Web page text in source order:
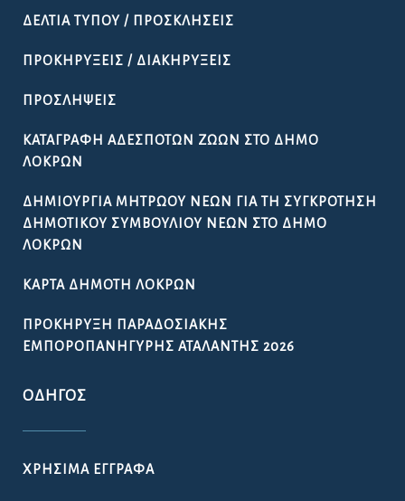
ΔΕΛΤΊΑ ΤΎΠΟΥ / ΠΡΟΣΚΛΉΣΕΙΣ
ΠΡΟΚΗΡΎΞΕΙΣ / ΔΙΑΚΗΡΎΞΕΙΣ
ΠΡΟΣΛΉΨΕΙΣ
ΚΑΤΑΓΡΑΦΉ ΑΔΈΣΠΟΤΩΝ ΖΏΩΝ ΣΤΟ ΔΉΜΟ
ΛΟΚΡΏΝ
ΔΗΜΙΟΥΡΓΊΑ ΜΗΤΡΏΟΥ ΝΈΩΝ ΓΙΑ ΤΗ ΣΥΓΚΡΌΤΗΣΗ
ΔΗΜΟΤΙΚΟΎ ΣΥΜΒΟΥΛΊΟΥ ΝΈΩΝ ΣΤΟ ΔΉΜΟ
ΛΟΚΡΏΝ
ΚΆΡΤΑ ΔΗΜΌΤΗ ΛΟΚΡΏΝ
ΠΡΟΚΉΡΥΞΗ ΠΑΡΑΔΟΣΙΑΚΉΣ
ΕΜΠΟΡΟΠΑΝΉΓΥΡΗΣ ΑΤΑΛΆΝΤΗΣ 2026
ΟΔΗΓΌΣ
ΧΡΉΣΙΜΑ ΈΓΓΡΑΦΑ